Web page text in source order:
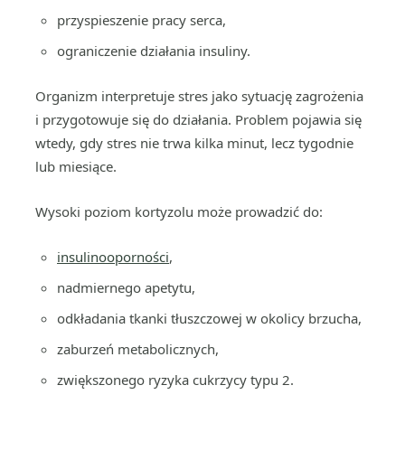
przyspieszenie pracy serca,
ograniczenie działania insuliny.
Organizm interpretuje stres jako sytuację zagrożenia
i przygotowuje się do działania. Problem pojawia się
wtedy, gdy stres nie trwa kilka minut, lecz tygodnie
lub miesiące.
Wysoki poziom kortyzolu może prowadzić do:
insulinooporności,
nadmiernego apetytu,
odkładania tkanki tłuszczowej w okolicy brzucha,
zaburzeń metabolicznych,
zwiększonego ryzyka cukrzycy typu 2.